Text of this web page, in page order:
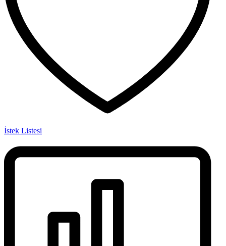
İstek Listesi